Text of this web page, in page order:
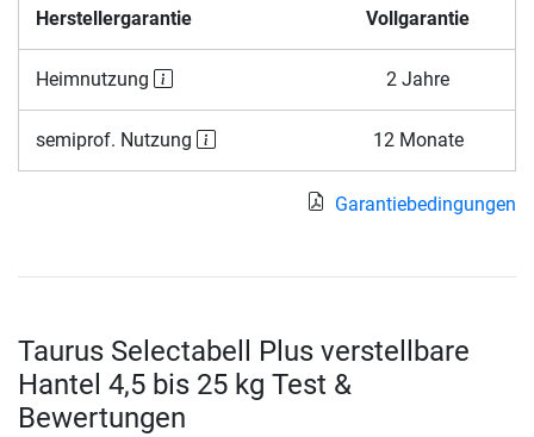
Herstellergarantie Vollgarantie
Heimnutzung 2 Jahre
semiprof. Nutzung 12 Monate
Garantiebedingungen
Taurus Selectabell Plus verstellbare
Hantel 4,5 bis 25 kg Test &
Bewertungen